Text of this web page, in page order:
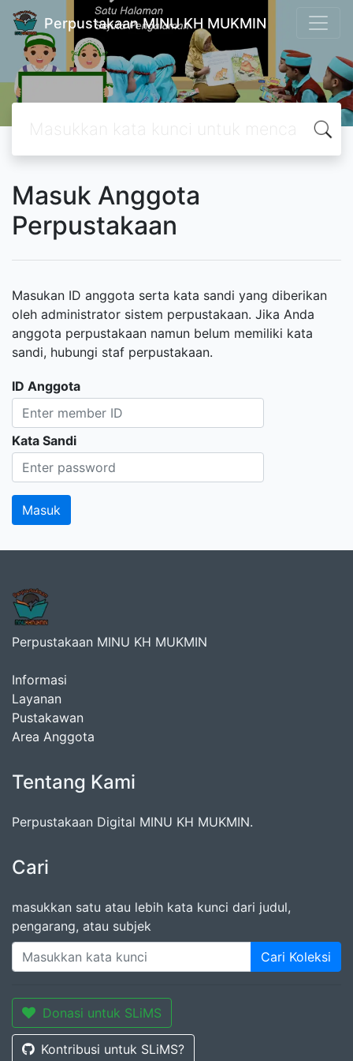
Perpustakaan MINU KH MUKMIN
Masuk Anggota
Perpustakaan
Masukan ID anggota serta kata sandi yang diberikan
oleh administrator sistem perpustakaan. Jika Anda
anggota perpustakaan namun belum memiliki kata
sandi, hubungi staf perpustakaan.
ID Anggota
Kata Sandi
Perpustakaan MINU KH MUKMIN
Informasi
Layanan
Pustakawan
Area Anggota
Tentang Kami
Perpustakaan Digital MINU KH MUKMIN.
Cari
masukkan satu atau lebih kata kunci dari judul,
pengarang, atau subjek
Cari Koleksi
Donasi untuk SLiMS
Kontribusi untuk SLiMS?